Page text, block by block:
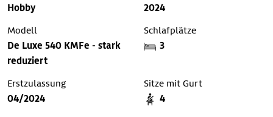
Hobby
2024
Modell
De Luxe 540 KMFe - stark
reduziert
Schlafplätze
3
Erstzulassung
04/2024
Sitze mit Gurt
4